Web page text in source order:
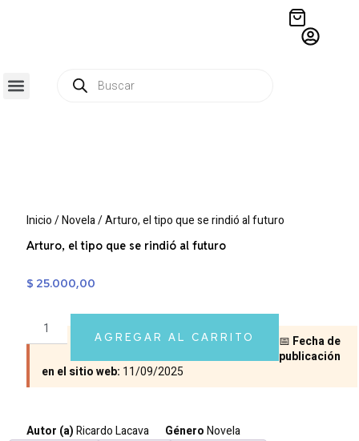
Inicio/Novela/ Arturo, el tipo que se rindió al futuro
Arturo, el tipo que se rindió al futuro
$ 25.000,00
AGREGAR AL CARRITO 📅 Fecha de
publicación
en el sitio web: 11/09/2025
Autor (a)Ricardo Lacava GéneroNovela